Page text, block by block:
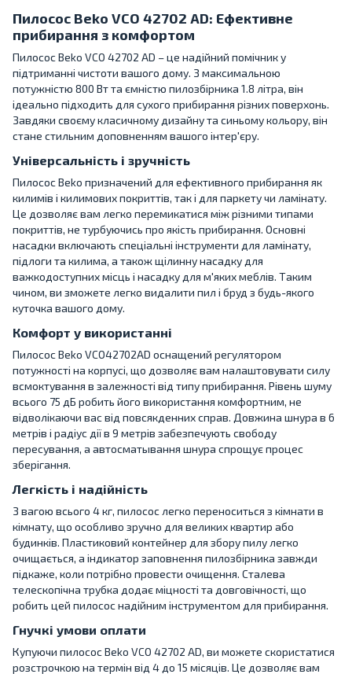
Пилосос Beko VCO 42702 AD: Ефективне
прибирання з комфортом
Пилосос Beko VCO 42702 AD – це надійний помічник у
підтриманні чистоти вашого дому. З максимальною
потужністю 800 Вт та ємністю пилозбірника 1.8 літра, він
ідеально підходить для сухого прибирання різних поверхонь.
Завдяки своєму класичному дизайну та синьому кольору, він
стане стильним доповненням вашого інтер'єру.
Універсальність і зручність
Пилосос Beko призначений для ефективного прибирання як
килимів і килимових покриттів, так і для паркету чи ламінату.
Це дозволяє вам легко перемикатися між різними типами
покриттів, не турбуючись про якість прибирання. Основні
насадки включають спеціальні інструменти для ламінату,
підлоги та килима, а також щілинну насадку для
важкодоступних місць і насадку для м'яких меблів. Таким
чином, ви зможете легко видалити пил і бруд з будь-якого
куточка вашого дому.
Комфорт у використанні
Пилосос Beko VCO42702AD оснащений регулятором
потужності на корпусі, що дозволяє вам налаштовувати силу
всмоктування в залежності від типу прибирання. Рівень шуму
всього 75 дБ робить його використання комфортним, не
відволікаючи вас від повсякденних справ. Довжина шнура в 6
метрів і радіус дії в 9 метрів забезпечують свободу
пересування, а автосматывання шнура спрощує процес
зберігання.
Легкість і надійність
З вагою всього 4 кг, пилосос легко переноситься з кімнати в
кімнату, що особливо зручно для великих квартир або
будинків. Пластиковий контейнер для збору пилу легко
очищається, а індикатор заповнення пилозбірника завжди
підкаже, коли потрібно провести очищення. Сталева
телескопічна трубка додає міцності та довговічності, що
робить цей пилосос надійним інструментом для прибирання.
Гнучкі умови оплати
Купуючи пилосос Beko VCO 42702 AD, ви можете скористатися
розстрочкою на термін від 4 до 15 місяців. Це дозволяє вам